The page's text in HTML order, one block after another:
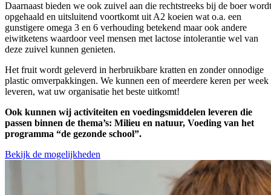
Daarnaast bieden we ook zuivel aan die rechtstreeks bij de boer wordt
opgehaald en uitsluitend voortkomt uit A2 koeien wat o.a. een
gunstigere omega 3 en 6 verhouding betekend maar ook andere
eiwitketens waardoor veel mensen met lactose intolerantie wel van
deze zuivel kunnen genieten.
Het fruit wordt geleverd in herbruikbare kratten en zonder onnodige
plastic omverpakkingen. We kunnen een of meerdere keren per week
leveren, wat uw organisatie het beste uitkomt!
Ook kunnen wij activiteiten en voedingsmiddelen leveren die
passen binnen de thema’s: Milieu en natuur, Voeding van het
programma “de gezonde school”.
Bekijk de mogelijkheden